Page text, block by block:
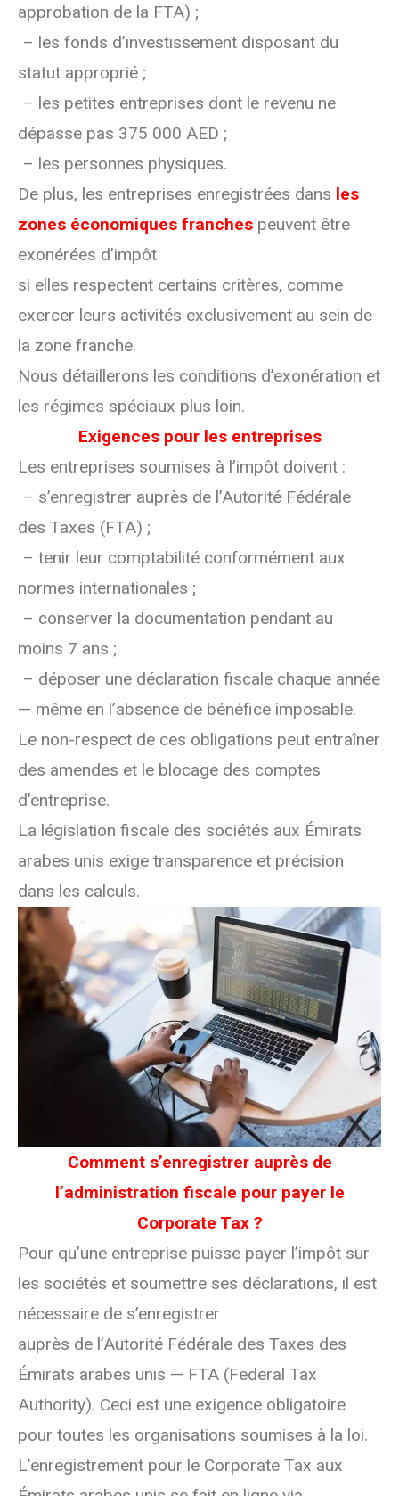
approbation de la FTA) ;
– les fonds d’investissement disposant du
statut approprié ;
– les petites entreprises dont le revenu ne
dépasse pas 375 000 AED ;
– les personnes physiques.
De plus, les entreprises enregistrées dans les
zones économiques franches peuvent être
exonérées d’impôt
si elles respectent certains critères, comme
exercer leurs activités exclusivement au sein de
la zone franche.
Nous détaillerons les conditions d’exonération et
les régimes spéciaux plus loin.
Exigences pour les entreprises
Les entreprises soumises à l’impôt doivent :
– s’enregistrer auprès de l’Autorité Fédérale
des Taxes (FTA) ;
– tenir leur comptabilité conformément aux
normes internationales ;
– conserver la documentation pendant au
moins 7 ans ;
– déposer une déclaration fiscale chaque année
— même en l’absence de bénéfice imposable.
Le non-respect de ces obligations peut entraîner
des amendes et le blocage des comptes
d’entreprise.
La législation fiscale des sociétés aux Émirats
arabes unis exige transparence et précision
dans les calculs.
Comment s’enregistrer auprès de
l’administration fiscale pour payer le
Corporate Tax ?
Pour qu’une entreprise puisse payer l’impôt sur
les sociétés et soumettre ses déclarations, il est
nécessaire de s’enregistrer
auprès de l’Autorité Fédérale des Taxes des
Émirats arabes unis — FTA (Federal Tax
Authority). Ceci est une exigence obligatoire
pour toutes les organisations soumises à la loi.
L’enregistrement pour le Corporate Tax aux